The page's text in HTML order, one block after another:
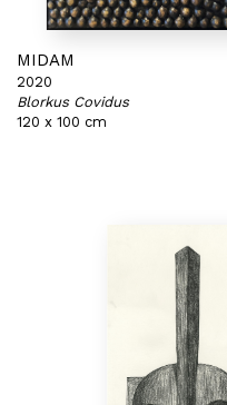
MIDAM
2020
Blorkus Covidus
120 x 100 cm